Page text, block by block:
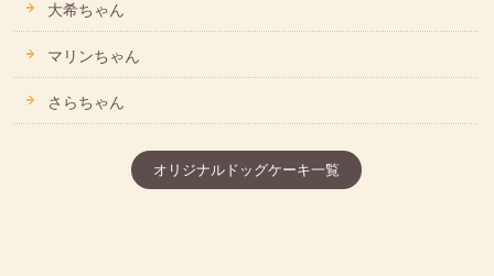
大希ちゃん
マリンちゃん
さらちゃん
オリジナルドッグケーキ一覧